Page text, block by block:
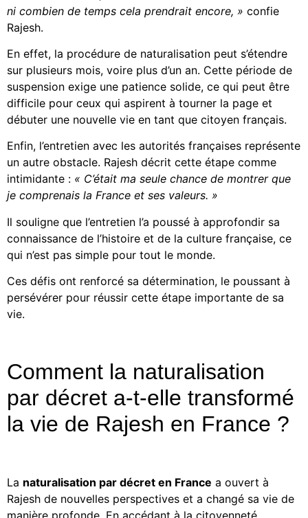
ni combien de temps cela prendrait encore, » confie
Rajesh.
En effet, la procédure de naturalisation peut s’étendre
sur plusieurs mois, voire plus d’un an. Cette période de
suspension exige une patience solide, ce qui peut être
difficile pour ceux qui aspirent à tourner la page et
débuter une nouvelle vie en tant que citoyen français.
Enfin, l’entretien avec les autorités françaises représente
un autre obstacle. Rajesh décrit cette étape comme
intimidante : « C’était ma seule chance de montrer que
je comprenais la France et ses valeurs. »
Il souligne que l’entretien l’a poussé à approfondir sa
connaissance de l’histoire et de la culture française, ce
qui n’est pas simple pour tout le monde.
Ces défis ont renforcé sa détermination, le poussant à
persévérer pour réussir cette étape importante de sa
vie.
Comment la naturalisation
par décret a-t-elle transformé
la vie de Rajesh en France ?
La naturalisation par décret en France a ouvert à
Rajesh de nouvelles perspectives et a changé sa vie de